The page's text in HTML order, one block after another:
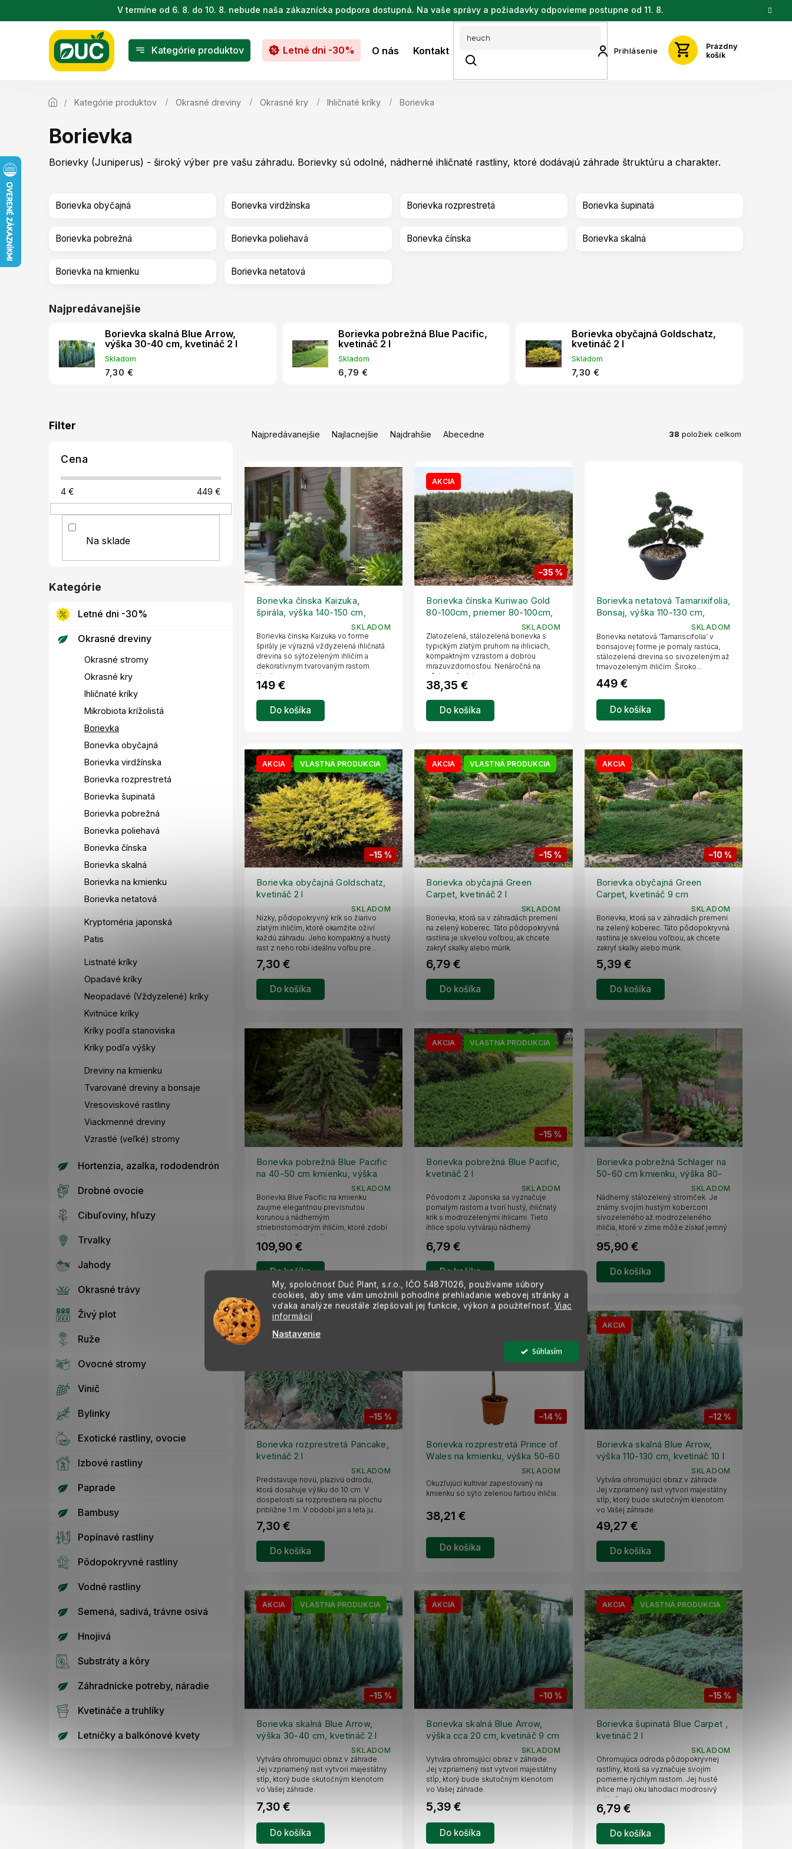
My, spoločnosť Duč Plant, s.r.o., IČO 54871026, používame súbory
cookies, aby sme vám umožnili pohodlné prehliadanie webovej stránky a
vďaka analýze neustále zlepšovali jej funkcie, výkon a použiteľnosť. Viac
informácií
Nastavenie
Súhlasím
na
V termíne od 6. 8. do 10. 8. nebude naša zákaznícka podpora dostupná. Na vaše správy a požiadavky odpovieme postupne od 11. 8.
Prihlásenie
Prázdny
košík
Kategórie produktov Letné dni -30% O nás Kontakt
Kategórie produktov Okrasné dreviny Okrasné kry Ihličnaté kríky Borievka
Borievka
Borievky (Juniperus) - široký výber pre vašu záhradu. Borievky sú odolné, nádherné ihličnaté rastliny, ktoré dodávajú záhrade štruktúru a charakter.
Borievka obyčajná Borievka virdžínska Borievka rozprestretá Borievka šupinatá
Borievka pobrežná Borievka poliehavá Borievka čínska Borievka skalná
Borievka na kmienku Borievka netatová
Najpredávanejšie
Borievka skalná Blue Arrow,
výška 30-40 cm, kvetináč 2 l
Skladom
7,30 €
Borievka pobrežná Blue Pacific,
kvetináč 2 l
Skladom
6,79 €
Borievka obyčajná Goldschatz,
kvetináč 2 l
Skladom
7,30 €
o
n
e
Cena
4 € 449 €
Na sklade
Preskočiť
Kategórie
Letné dni -30%
Okrasné dreviny
Okrasné stromy
Okrasné kry
Ihličnaté kríky
Mikrobiota krížolistá
Borievka
Borievka obyčajná
Borievka virdžínska
Borievka rozprestretá
Borievka šupinatá
Borievka pobrežná
Borievka poliehavá
Borievka čínska
Borievka skalná
Borievka na kmienku
Borievka netatová
Kryptoméria japonská
Patis
Listnaté kríky
Opadavé kríky
Neopadavé (Vždyzelené) kríky
Kvitnúce kríky
Kríky podľa stanoviska
Kríky podľa výšky
Dreviny na kmienku
Tvarované dreviny a bonsaje
Vresoviskové rastliny
Viackmenné dreviny
Vzrastlé (veľké) stromy
Hortenzia, azalka, rododendrón
Drobné ovocie
Cibuľoviny, hľuzy
Trvalky
Jahody
Okrasné trávy
Živý plot
Ruže
Ovocné stromy
Vinič
Bylinky
Exotické rastliny, ovocie
Izbové rastliny
Paprade
Bambusy
Popínavé rastliny
Pôdopokryvné rastliny
Vodné rastliny
Semená, sadivá, trávne osivá
Hnojivá
Substráty a kôry
Záhradnícke potreby, náradie
Kvetináče a truhlíky
Letničky a balkónové kvety
n
i
e
p
r
o
d
u
k
t
Najpredávanejšie Najlacnejšie Najdrahšie Abecedne 38 položiek celkom
s
p
r
o
d
u
k
t
o
v
Borievka čínska Kaizuka,
špirála, výška 140-150 cm,
SKLADOM
149 €
Do košíka
Borievka čínska Kaizuka vo forme
špirály je výrazná vždyzelená ihličnatá
drevina so sýtozeleným ihličím a
dekoratívnym tvarovaným rastom.
Vynikne...
AKCIA
–35 %
Borievka čínska Kuriwao Gold
80-100cm, priemer 80-100cm,
SKLADOM
38,35 €
Do košíka
Zlatozelená, stálozelená borievka s
typickým zlatým pruhom na ihliciach,
kompaktným vzrastom a dobrou
mrazuvzdornosťou. Nenáročná na
pôdu, vyžaduje...
Borievka netatová Tamarixifolia,
Bonsaj, výška 110-130 cm,
SKLADOM
449 €
Do košíka
Borievka netatová ‘Tamariscifolia’ v
bonsajovej forme je pomaly rastúca,
stálozelená drevina so sivozeleným až
tmavozeleným ihličím. Široko...
AKCIA VLASTNÁ PRODUKCIA
–15 %
Borievka obyčajná Goldschatz,
kvetináč 2 l
SKLADOM
7,30 €
Do košíka
Nízky, pôdopokryvný krík so žiarivo
zlatým ihličím, ktoré okamžite oživí
každú záhradu. Jeho kompaktný a hustý
rast z neho robí ideálnu voľbu pre...
AKCIA VLASTNÁ PRODUKCIA
–15 %
Borievka obyčajná Green
Carpet, kvetináč 2 l
SKLADOM
6,79 €
Do košíka
Borievka, ktorá sa v záhradách premení
na zelený koberec. Táto pôdopokryvná
rastlina je skvelou voľbou, ak chcete
zakryť skalky alebo múrik.
AKCIA
–10 %
Borievka obyčajná Green
Carpet, kvetináč 9 cm
SKLADOM
5,39 €
Do košíka
Borievka, ktorá sa v záhradách premení
na zelený koberec. Táto pôdopokryvná
rastlina je skvelou voľbou, ak chcete
zakryť skalky alebo múrik.
Borievka pobrežná Blue Pacific
na 40-50 cm kmienku, výška
65-75 cm, kvetináč 30 lSKLADOM
109,90 €
Do košíka
Borievka Blue Pacific na kmienku
zaujme elegantnou previsnutou
korunou a nádherným
striebristomodrým ihličím, ktoré zdobí
záhradu počas celého...
AKCIA VLASTNÁ PRODUKCIA
–15 %
Borievka pobrežná Blue Pacific,
kvetináč 2 l
SKLADOM
6,79 €
Do košíka
Pôvodom z Japonska sa vyznačuje
pomalým rastom a tvorí hustý, ihličnatý
krík s modrozelenými ihlicami. Tieto
ihlice spolu vytvárajú nádherný
koberec.
Borievka pobrežná Schlager na
50-60 cm kmienku, výška 80-
SKLADOM
95,90 €
Do košíka
Nádherný stálozelený stromček. Je
známy svojím hustým kobercom
sivozeleného až modrozeleného
ihličia, ktoré v zime môže získať jemný
fialový...
–15 %
Borievka rozprestretá Pancake,
kvetináč 2 l
SKLADOM
7,30 €
Do košíka
Predstavuje novú, plazivú odrodu,
ktorá dosahuje výšku do 10 cm. V
dospelosti sa rozprestiera na plochu
približne 1 m. V období jari a leta ju...
–14 %
Borievka rozprestretá Prince of
Wales na kmienku, výška 50-60
SKLADOM
38,21 €
Do košíka
Okuzľujúci kultivar zapestovaný na
kmienku so sýto zelenou farbou ihličia.
AKCIA
–12 %
Borievka skalná Blue Arrow,
výška 110-130 cm, kvetináč 10 l
SKLADOM
49,27 €
Do košíka
Vytvára ohromujúci obraz v záhrade.
Jej vzpriamený rast vytvorí majestátny
stĺp, ktorý bude skutočným klenotom
vo Vašej záhrade.
AKCIA VLASTNÁ PRODUKCIA
–15 %
Borievka skalná Blue Arrow,
výška 30-40 cm, kvetináč 2 l
SKLADOM
7,30 €
Do košíka
Vytvára ohromujúci obraz v záhrade.
Jej vzpriamený rast vytvorí majestátny
stĺp, ktorý bude skutočným klenotom
vo Vašej záhrade.
AKCIA
–10 %
Borievka skalná Blue Arrow,
výška cca 20 cm, kvetináč 9 cm
SKLADOM
5,39 €
Do košíka
Vytvára ohromujúci obraz v záhrade.
Jej vzpriamený rast vytvorí majestátny
stĺp, ktorý bude skutočným klenotom
vo Vašej záhrade.
AKCIA VLASTNÁ PRODUKCIA
–15 %
Borievka šupinatá Blue Carpet ,
kvetináč 2 l
SKLADOM
6,79 €
Do košíka
Ohromujúca odroda pôdopokryvnej
rastliny, ktorá sa vyznačuje svojím
pomerne rýchlym rastom. Jej husté
ihlice majú oku lahodiaci modrosivý
odtieň.